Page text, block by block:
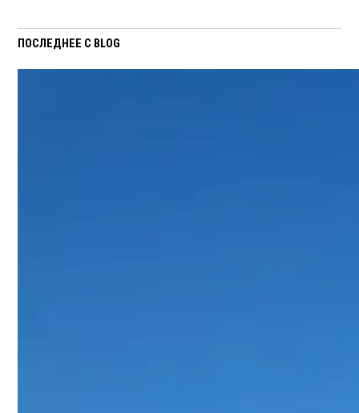
ПОСЛЕДНЕЕ С BLOG